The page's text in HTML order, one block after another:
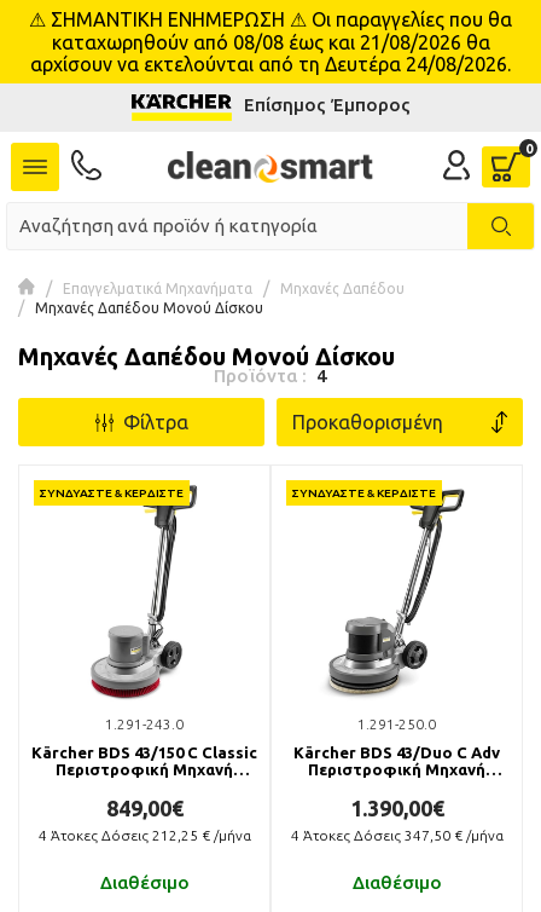
menu
⚠ ΣΗΜΑΝΤΙΚΗ ΕΝΗΜΕΡΩΣΗ ⚠ Οι παραγγελίες που θα
καταχωρηθούν από 08/08 έως και 21/08/2026 θα
αρχίσουν να εκτελούνται από τη Δευτέρα 24/08/2026.
Επίσημος Έμπορος
Επαγγελματικά Μηχανήματα
Μηχανές Δαπέδου
Μηχανές Δαπέδου Μονού Δίσκου
Μηχανές Δαπέδου Μονού Δίσκου
Προϊόντα : 4
Φίλτρα
1.291-243.0
Kärcher BDS 43/150 C Classic
Περιστροφική Μηχανή
849,00€
4 Άτοκες Δόσεις 212,25 € /μήνα
Διαθέσιμο
ΣΥΝΔΥΑΣΤΕ & ΚΕΡΔΙΣΤΕ
1.291-250.0
Kärcher BDS 43/Duo C Adv
Περιστροφική Μηχανή
1.390,00€
4 Άτοκες Δόσεις 347,50€ /μήνα
Διαθέσιμο
ΣΥΝΔΥΑΣΤΕ & ΚΕΡΔΙΣΤΕ